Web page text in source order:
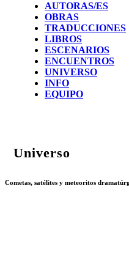
AUTORAS/ES
OBRAS
TRADUCCIONES
LIBROS
ESCENARIOS
ENCUENTROS
UNIVERSO
INFO
EQUIPO
Universo
Cometas, satélites y meteoritos